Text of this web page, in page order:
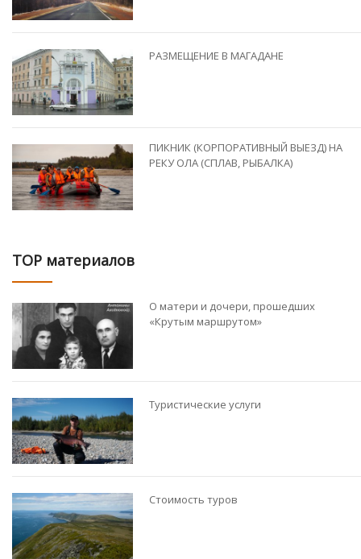
РАЗМЕЩЕНИЕ В МАГАДАНЕ
ПИКНИК (КОРПОРАТИВНЫЙ ВЫЕЗД) НА
РЕКУ ОЛА (СПЛАВ, РЫБАЛКА)
TOP материалов
О матери и дочери, прошедших
«Крутым маршрутом»
Туристические услуги
Стоимость туров